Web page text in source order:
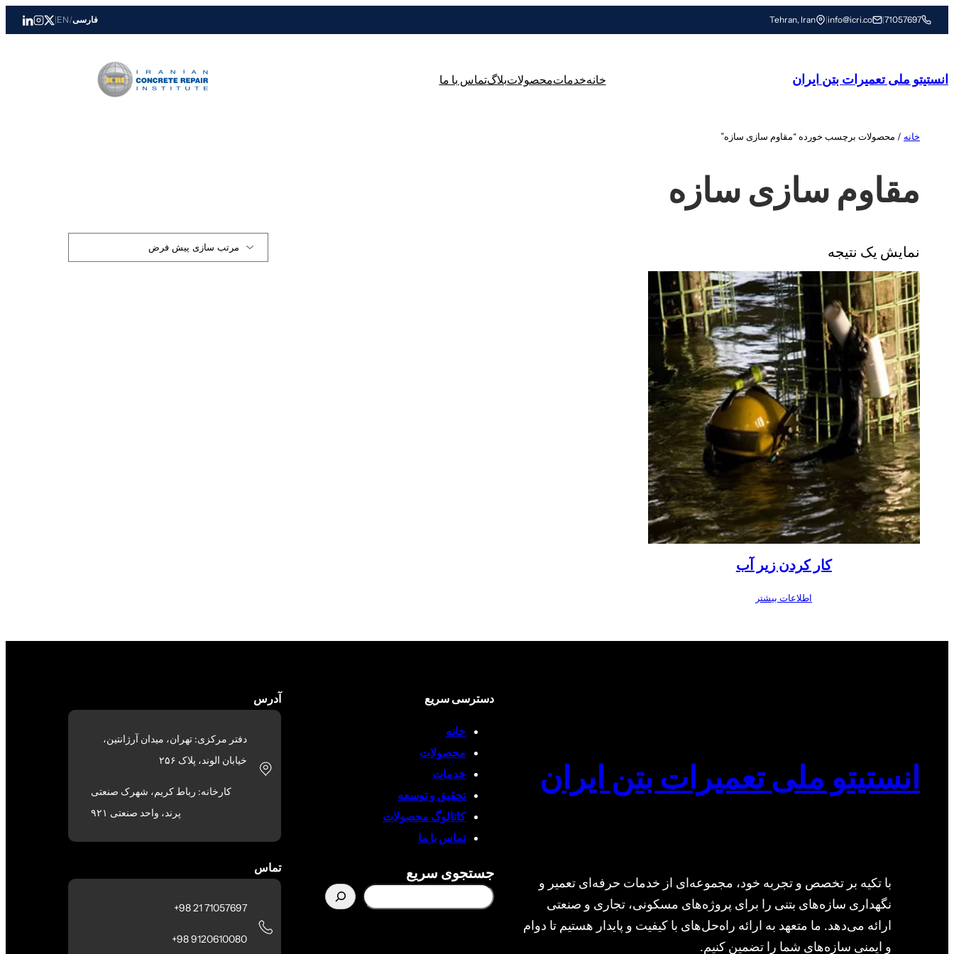
رفتن
به
71057697
|
info@icri.co
|
Tehran, Iran فارسی/
EN
|
انستیتو ملی تعمیرات بتن ایران خانهخدماتمحصولاتبلاگتماس با ما
خانه / محصولات برچسب خورده “مقاوم سازی سازه”
مقاوم سازی سازه
نمایش یک نتیجه
کار کردن زیر آب
اطلاعات بیشتر
انستیتو ملی تعمیرات بتن ایران
با تکیه بر تخصص و تجربه خود، مجموعه‌ای از خدمات حرفه‌ای تعمیر و
نگهداری سازه‌های بتنی را برای پروژه‌های مسکونی، تجاری و صنعتی
ارائه می‌دهد. ما متعهد به ارائه راه‌حل‌های با کیفیت و پایدار هستیم تا دوام
و ایمنی سازه‌های شما را تضمین کنیم.
دسترسی سریع
خانه
محصولات
خدمات
تحقیق و توسعه
کاتالوگ محصولات
تماس با ما
جستجوی سریع
آدرس
دفتر مرکزی: تهران، میدان آرژانتین،
خیابان الوند، پلاک ۲۵۶
کارخانه: رباط کریم، شهرک صنعتی
پرند، واحد صنعتی ۹۲۱
تماس
71057697 21 98+
9120610080 98+